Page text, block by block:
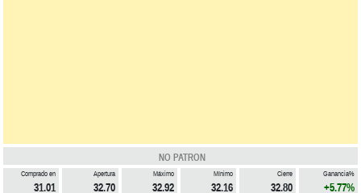
NO PATRON
Comprado en
31.01
Apertura
32.70
Máximo
32.92
Mínimo
32.16
Cierre
32.80
Ganancia%
+5.77%